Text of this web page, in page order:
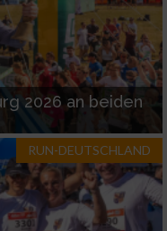
2026 an beiden
RUN-DEUTSCHLAND